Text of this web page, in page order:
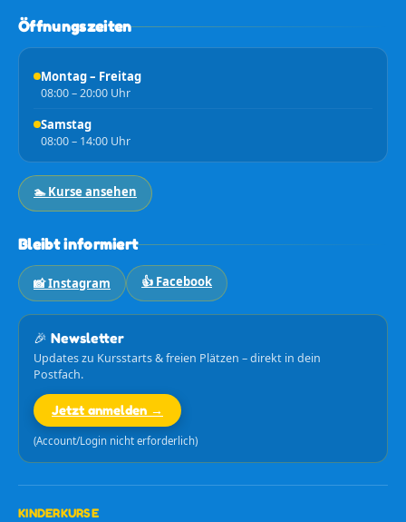
Öffnungszeiten
Montag – Freitag
08:00 – 20:00 Uhr
Samstag
08:00 – 14:00 Uhr
🏊 Kurse ansehen
Bleibt informiert
📸 Instagram 👍 Facebook
🎉 Newsletter
Updates zu Kursstarts & freien Plätzen – direkt in dein
Postfach.
Jetzt anmelden →
(Account/Login nicht erforderlich)
KINDERKURSE